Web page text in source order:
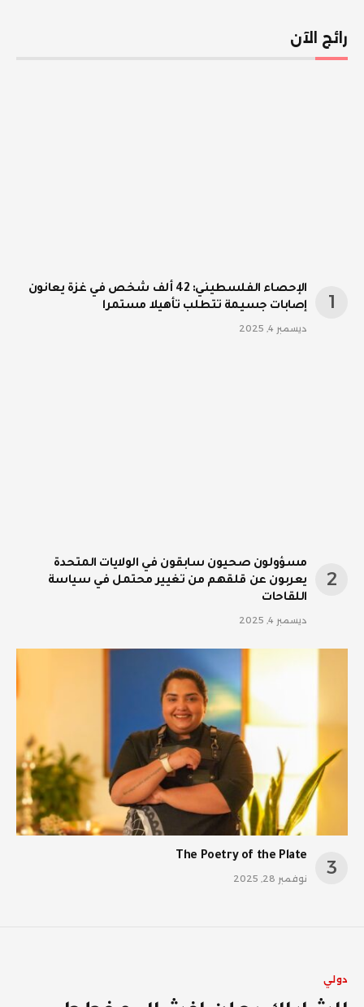
رائج الآن
الإحصاء الفلسطيني: 42 ألف شخص في غزة يعانون
إصابات جسيمة تتطلب تأهيلا مستمرا
ديسمبر 4, 2025
مسؤولون صحيون سابقون في الولايات المتحدة
يعربون عن قلقهم من تغيير محتمل في سياسة
اللقاحات
ديسمبر 4, 2025
The Poetry of the Plate
نوفمبر 28, 2025
دولي